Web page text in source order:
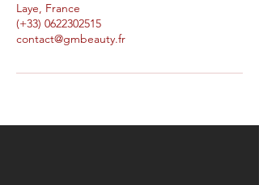
Laye, France
(+33) 0622302515
contact@gmbeauty.fr